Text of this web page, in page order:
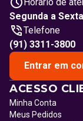
Segunda a
Telefone
(91) 3311-3800
Entrar em
ACESSO
Minha Conta
Meus Pedidos